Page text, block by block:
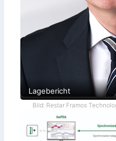
Lagebericht
Bild: Restar Framos